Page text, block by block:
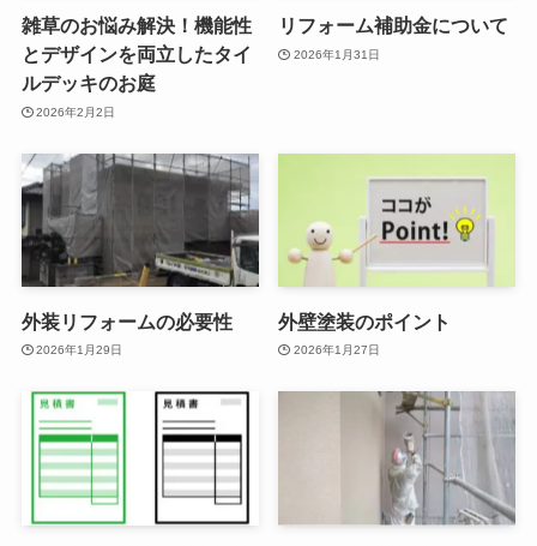
雑草のお悩み解決！機能性
とデザインを両立したタイ
ルデッキのお庭
2026年2月2日
リフォーム補助金について
2026年1月31日
外装リフォームの必要性
2026年1月29日
外壁塗装のポイント
2026年1月27日